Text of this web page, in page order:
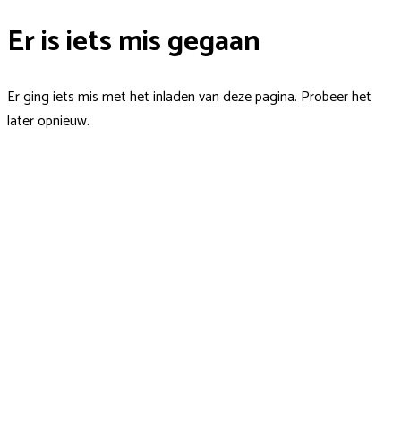
Er is iets mis gegaan
Er ging iets mis met het inladen van deze pagina. Probeer het
later opnieuw.